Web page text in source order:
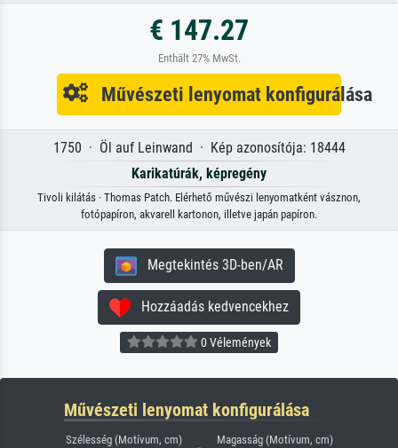
€ 147.27
Enthält 27% MwSt.
Művészeti lenyomat konfigurálása
1750 · Öl auf Leinwand · Kép azonosítója: 18444
Karikatúrák, képregény
Tivoli kilátás · Thomas Patch. Elérhető művészi lenyomatként vásznon,
fotópapíron, akvarell kartonon, illetve japán papíron.
Megtekintés 3D-ben/AR
Hozzáadás kedvencekhez
0 Vélemények
Művészeti lenyomat konfigurálása
Szélesség (Motívum, cm) Magasság (Motívum, cm)